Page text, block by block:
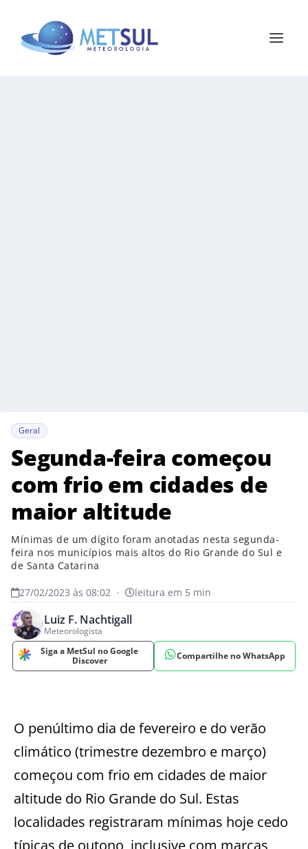
Geral
Segunda-feira começou
com frio em cidades de
maior altitude
Mínimas de um dígito foram anotadas nesta segunda-
feira nos municípios mais altos do Rio Grande do Sul e
de Santa Catarina
27/02/2023 às 08:02 • leitura em 5 min
Luiz F. Nachtigall
Meteorologista
Siga a MetSul no Google
Discover
Compartilhe no WhatsApp
O penúltimo dia de fevereiro e do verão
climático (trimestre dezembro e março)
começou com frio em cidades de maior
altitude do Rio Grande do Sul. Estas
localidades registraram mínimas hoje cedo
típicas de outono, inclusive com marcas